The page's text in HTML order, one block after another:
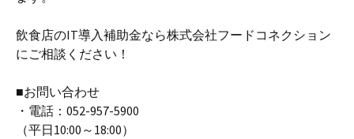
飲食店のIT導入補助金なら株式会社フードコネクション
にご相談ください！
■お問い合わせ
・電話：052-957-5900
（平日10:00～18:00）